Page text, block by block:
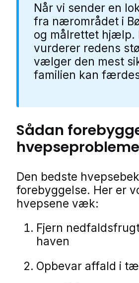
Når vi sender en
fra nærområdet i
og målrettet hjælp.
vurderer redens
vælger den mest
familien kan
Sådan
Den bedste
forebyggelse. Her er
hvepsene væk:
Fjern
haven
Opbevar affald i